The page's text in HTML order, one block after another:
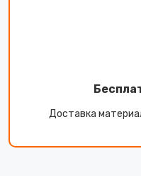
Доставка